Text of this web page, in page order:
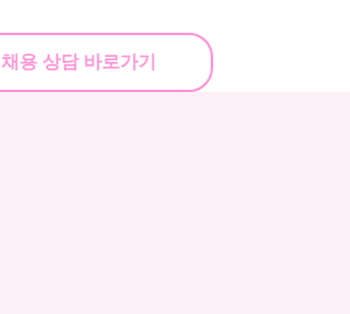
채용 상담 바로가기